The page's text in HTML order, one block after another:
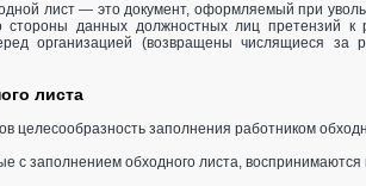
лист — это документ, оформляемый при
стороны данных должностных лиц претензий
организацией (возвращены числящиеся
листа
целесообразность заполнения работником
с заполнением обходного листа,